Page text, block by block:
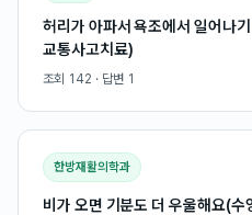
허리가 아파서 욕조에서 일어나
교통사고치료)
조회 142 · 답변 1
한방재활의학과
비가 오면 기분도 더 우울해요(